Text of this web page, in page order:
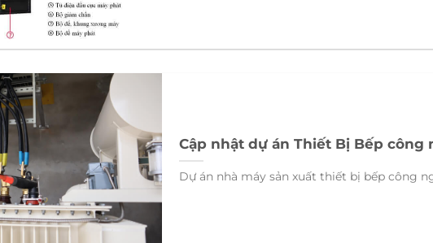
Cập nhật dự án Thiết Bị Bếp công
Dự án nhà máy sản xuất thiết bị bếp công